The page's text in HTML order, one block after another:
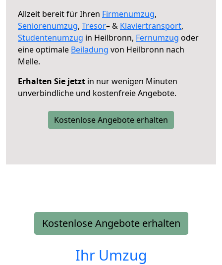
Allzeit bereit für Ihren Firmenumzug,
Seniorenumzug, Tresor– & Klaviertransport,
Studentenumzug in Heilbronn, Fernumzug oder
eine optimale Beiladung von Heilbronn nach
Melle.
Erhalten Sie jetzt in nur wenigen Minuten
unverbindliche und kostenfreie Angebote.
Kostenlose Angebote erhalten
Kostenlose Angebote erhalten
Ihr Umzug